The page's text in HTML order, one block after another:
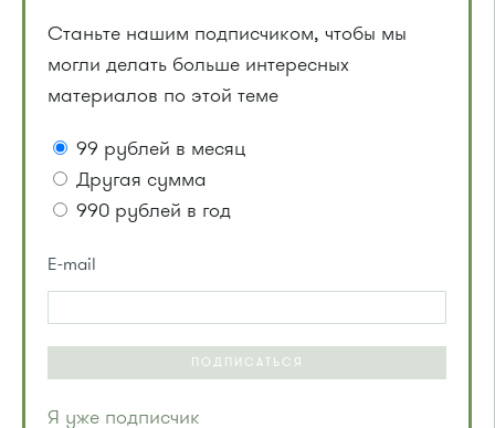
Станьте нашим подписчиком, чтобы мы
могли делать больше интересных
материалов по этой теме
99 рублей в месяц
Другая сумма
990 рублей в год
E-mail
ПОДПИСАТЬСЯ
Я уже подписчик